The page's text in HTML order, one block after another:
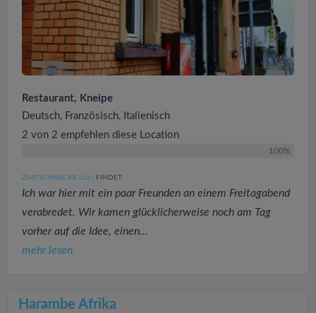
Restaurant, Kneipe
Deutsch, Französisch, Italienisch
2 von 2 empfehlen diese Location
100%
ZIMTSCHNECKE (220 ) FINDET:
Ich war hier mit ein paar Freunden an einem Freitagabend
verabredet. Wir kamen glücklicherweise noch am Tag
vorher auf die Idee, einen...
mehr lesen
Harambe Afrika